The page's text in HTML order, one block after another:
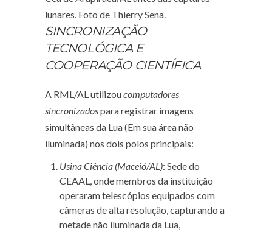
lunares. Foto de Thierry Sena.
SINCRONIZAÇÃO
TECNOLÓGICA E
COOPERAÇÃO CIENTÍFICA
A RML/AL utilizoucomputadores
sincronizadospara registrar imagens
simultâneas da Lua (Em sua área não
iluminada) nos dois polos principais:
Usina Ciência (Maceió/AL): Sede do
CEAAL, onde membros da instituição
operaram telescópios equipados com
câmeras de alta resolução, capturando a
metade não iluminada da Lua,